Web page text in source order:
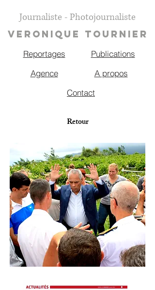
Journaliste - Photojournaliste
VERONIQUE TOURNIER
Reportages
Publications
Agence
A propos
Contact
Retour